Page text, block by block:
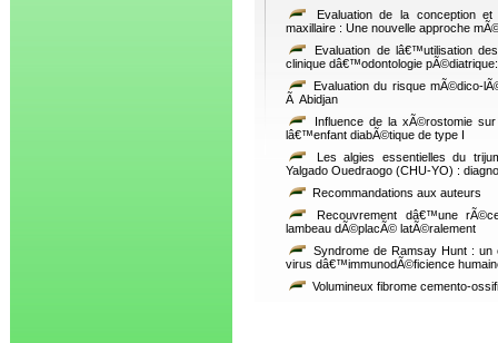
Evaluation de la conception
maxillaire : Une nouvelle approche
Evaluation de lâ€™utilisation
clinique dâ€™odontologie
Evaluation du risque mÃ©dico-
Ã Abidjan
Influence de la xÃ©rostomie
lâ€™enfant diabÃ©tique de type I
Les algies essentielles du
Yalgado Ouedraogo (CHU-YO) :
Recommandations aux auteurs
Recouvrement dâ€™une
lambeau dÃ©placÃ© latÃ©ralement
Syndrome de Ramsay Hunt :
virus dâ€™immunodÃ©ficience
Volumineux fibrome cemento-